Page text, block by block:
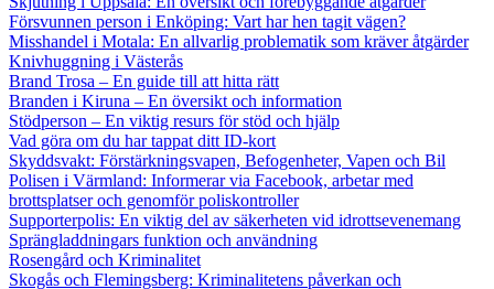
Försvunnen person i Enköping: Vart har hen tagit vägen?
Misshandel i Motala: En allvarlig problematik som kräver åtgärder
Knivhuggning i Västerås
Brand Trosa – En guide till att hitta rätt
Branden i Kiruna – En översikt och information
Stödperson – En viktig resurs för stöd och hjälp
Vad göra om du har tappat ditt ID-kort
Skyddsvakt: Förstärkningsvapen, Befogenheter, Vapen och Bil
Polisen i Värmland: Informerar via Facebook, arbetar med
brottsplatser och genomför poliskontroller
Supporterpolis: En viktig del av säkerheten vid idrottsevenemang
Sprängladdningars funktion och användning
Rosengård och Kriminalitet
Skogås och Flemingsberg: Kriminalitetens påverkan och